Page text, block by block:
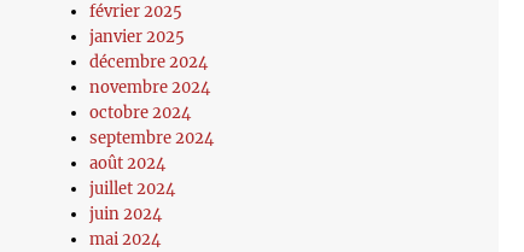
février 2025
janvier 2025
décembre 2024
novembre 2024
octobre 2024
septembre 2024
août 2024
juillet 2024
juin 2024
mai 2024